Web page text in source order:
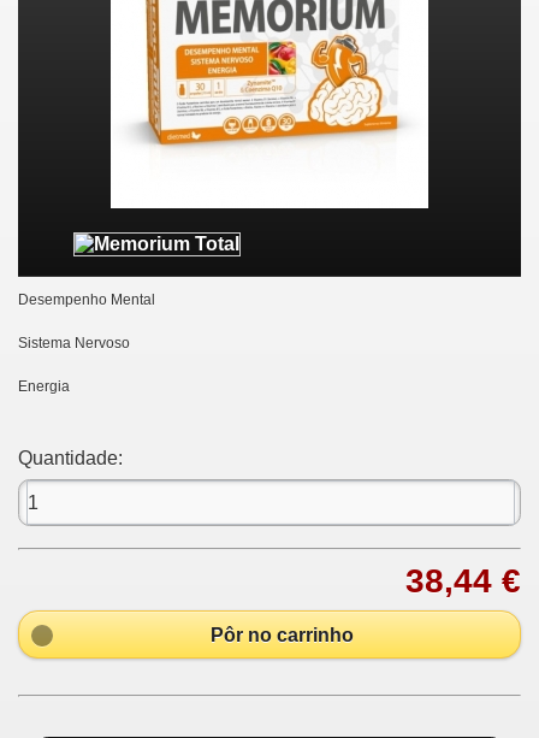
Desempenho Mental
Sistema Nervoso
Energia
Quantidade:
38,44 €
Pôr no carrinho